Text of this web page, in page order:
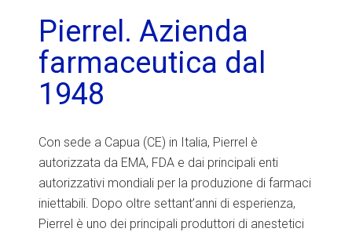
Pierrel. Azienda
farmaceutica dal
1948
Con sede a Capua (CE) in Italia, Pierrel è
autorizzata da EMA, FDA e dai principali enti
autorizzativi mondiali per la produzione di farmaci
iniettabili. Dopo oltre settant’anni di esperienza,
Pierrel è uno dei principali produttori di anestetici